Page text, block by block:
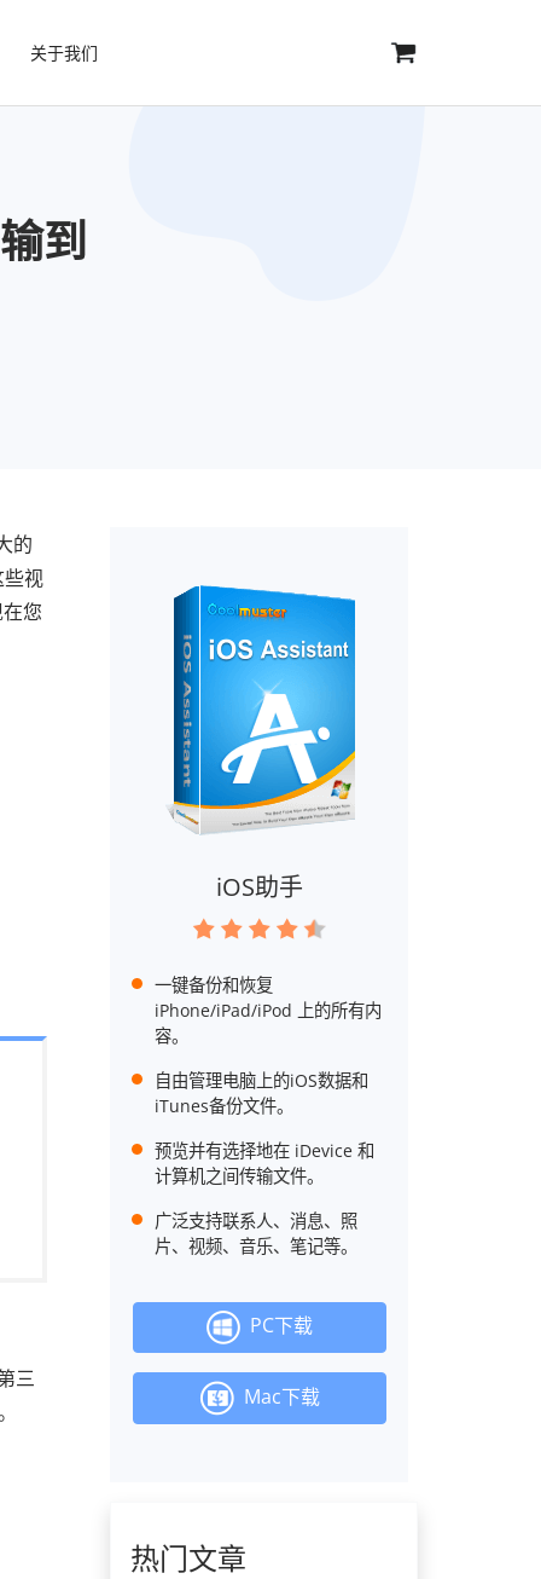
关于我们
到
的
视
您
三
iOS助手
一键备份和恢复
iPhone/iPad/iPod 上的所有内
容。
自由管理电脑上的iOS数据和
iTunes备份文件。
预览并有选择地在 iDevice 和
计算机之间传输文件。
广泛支持联系人、消息、照
片、视频、音乐、笔记等。
PC下载
Mac下载
热门文章